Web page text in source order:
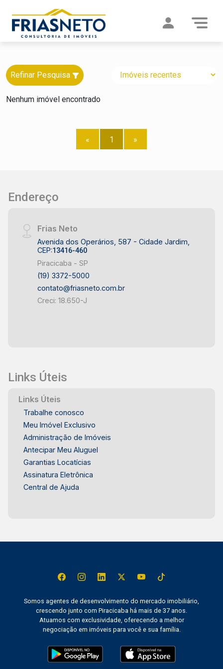
Refinar Pesquisa
Nenhum imóvel encontrado
« 1 »
Endereço
Frias Neto
Avenida dos Operários, 587 - Cidade Jardim,
CEP:13416-460
Piracicaba - SP
(19) 3372-5000
contato@friasneto.com.br
Creci: 18.650-J
Links Úteis
Links Úteis
Trabalhe conosco
Meu Imóvel Exclusivo
Administração de Imóveis
Antecipar Meu Aluguel
Garantias Locatícias
Assinatura Eletrônica
Central de Ajuda
Somos agentes de desenvolvimento do mercado imobiliário,
crescendo junto com Piracicaba há mais de 37 anos.
Atuamos com exclusividade, oferecendo a melhor
negociação em imóveis para você e sua família.